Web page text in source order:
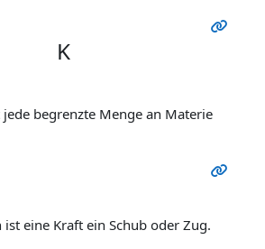
K
begrenzte Menge an Materie
eine Kraft ein Schub oder Zug.